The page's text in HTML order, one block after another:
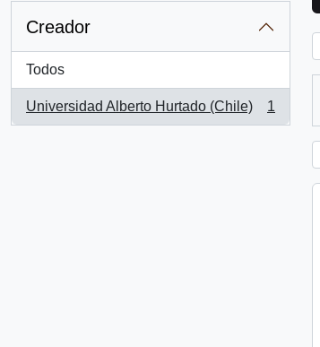
Creador
Todos
Universidad Alberto Hurtado (Chile)
, 1 resultados
1